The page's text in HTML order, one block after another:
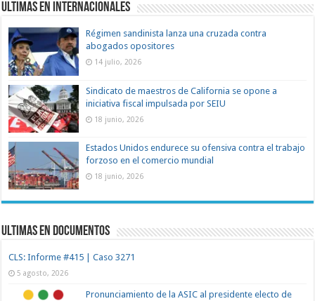
Ultimas en Internacionales
Régimen sandinista lanza una cruzada contra
abogados opositores
14 julio, 2026
Sindicato de maestros de California se opone a
iniciativa fiscal impulsada por SEIU
18 junio, 2026
Estados Unidos endurece su ofensiva contra el trabajo
forzoso en el comercio mundial
18 junio, 2026
Ultimas en documentos
CLS: Informe #415 | Caso 3271
5 agosto, 2026
Pronunciamiento de la ASIC al presidente electo de